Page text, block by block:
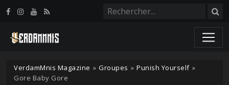
VerdamMnis Magazine » Groupes » Punish Yourself »
Gore Baby Gore
Panneau de gestion des cookies